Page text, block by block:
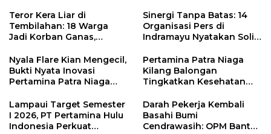
Sekolah Lapang Iklim
Kebakaran
Teror Kera Liar di
Tembilahan: 18 Warga
Jadi Korban Ganas,
12 Jahitan!
Sinergi Tanpa Batas: 14
Organisasi Pers di
Indramayu Nyatakan Solid
Nyala Flare Kian Mengecil,
Bukti Nyata Inovasi
Pertamina Patra Niaga
Net Zero Emission 2060
Pertamina Patra Niaga
Kilang Balongan
Tingkatkan Kesehatan
Pemeriksaan Kesehatan
Rutin dan Edukasi
Perawatan Gigi
Lampaui Target Semester
I 2026, PT Pertamina Hulu
Indonesia Perkuat
Darah Pekerja Kembali
Basahi Bumi
Cendrawasih: OPM Bantai